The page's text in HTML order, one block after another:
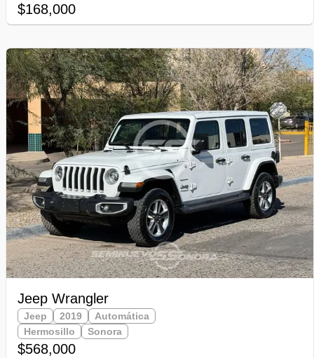
$168,000
Jeep Wrangler
Jeep 2019
Automática
Hermosillo
Sonora
$568,000